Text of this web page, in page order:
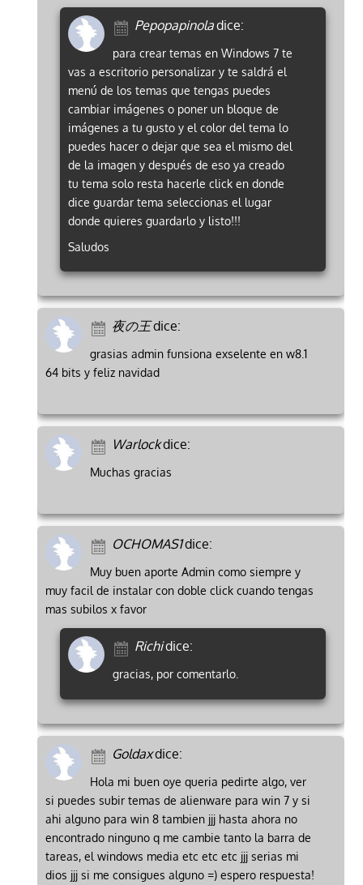
Pepopapinoladice:
para crear temas en Windows 7 te
vas a escritorio personalizar y te saldrá el
menú de los temas que tengas puedes
cambiar imágenes o poner un bloque de
imágenes a tu gusto y el color del tema lo
puedes hacer o dejar que sea el mismo del
de la imagen y después de eso ya creado
tu tema solo resta hacerle click en donde
dice guardar tema seleccionas el lugar
donde quieres guardarlo y listo!!!
Saludos
夜の王dice:
grasias admin funsiona exselente en w8.1
64 bits y feliz navidad
Warlockdice:
Muchas gracias
OCHOMAS1dice:
Muy buen aporte Admin como siempre y
muy facil de instalar con doble click cuando tengas
mas subilos x favor
Richidice:
gracias, por comentarlo.
Goldaxdice:
Hola mi buen oye queria pedirte algo, ver
si puedes subir temas de alienware para win 7 y si
ahi alguno para win 8 tambien jjj hasta ahora no
encontrado ninguno q me cambie tanto la barra de
tareas, el windows media etc etc etc jjj serias mi
dios jjj si me consigues alguno =) espero respuesta!